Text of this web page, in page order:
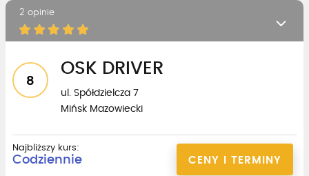
2 opinie
8
OSK DRIVER
ul. Spółdzielcza 7
Mińsk Mazowiecki
CENY I TERMINY
Najbliższy kurs:
Codziennie